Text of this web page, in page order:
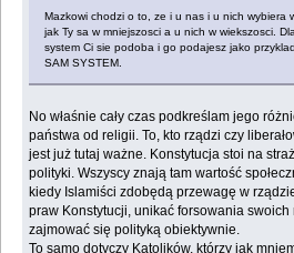
Mazkowi chodzi o to, ze i u nas i u nich wybiera
jak Ty sa w mniejszosci a u nich w wiekszosci.
system Ci sie podoba i go podajesz jako
SAM SYSTEM.
No właśnie cały czas podkreślam jego
państwa od religii. To, kto rządzi czy
jest już tutaj ważne. Konstytucja stoi na
polityki. Wszyscy znają tam wartość
kiedy Islamiści zdobędą przewagę w
praw Konstytucji, unikać forsowania
zajmować się polityką obiektywnie.
To samo dotyczy Katolików, którzy jak